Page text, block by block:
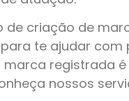
de criação de
te ajudar
marca registrada
nossos